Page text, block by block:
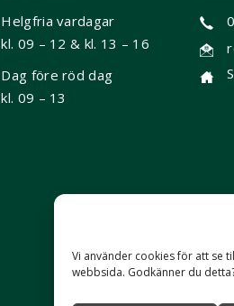
Vi använder cookies för att se
webbsida. Godkänner du
Helgfria vardagar
kl. 09 – 12 & kl. 13 – 16
Dag före röd dag
kl. 09 – 13